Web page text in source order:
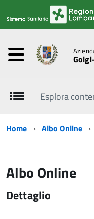
Esplora
Home Albo Online
Albo Online
Dettaglio